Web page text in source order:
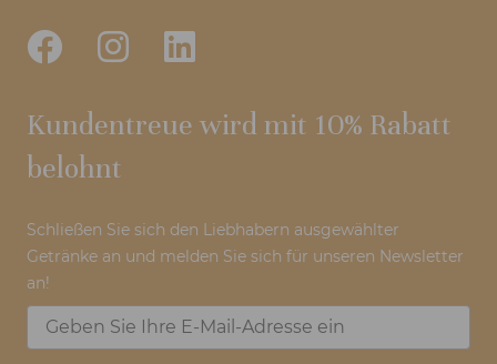
Kundentreue wird mit 10% Rabatt
belohnt
Schließen Sie sich den Liebhabern ausgewählter
Getränke an und melden Sie sich für unseren Newsletter
an!